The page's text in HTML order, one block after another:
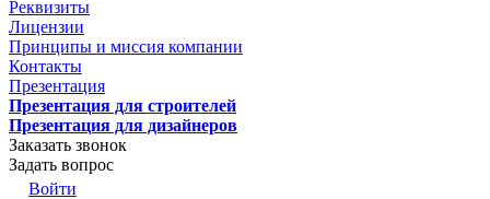
Реквизиты
Лицензии
Принципы и миссия компании
Контакты
Презентация
Презентация для строителей
Презентация для дизайнеров
Заказать звонок
Задать вопрос
Войти